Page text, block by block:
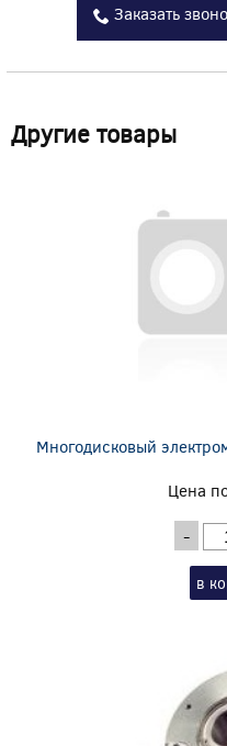
Заказать
Другие товары
Многодисковый
Цена
-
в